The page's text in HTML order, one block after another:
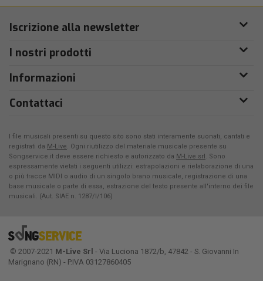
Iscrizione alla newsletter
I nostri prodotti
Informazioni
Contattaci
I file musicali presenti su questo sito sono stati interamente suonati, cantati e
registrati da M-Live. Ogni riutilizzo del materiale musicale presente su
Songservice.it deve essere richiesto e autorizzato da M-Live srl. Sono
espressamente vietati i seguenti utilizzi: estrapolazioni e rielaborazione di una
o più tracce MIDI o audio di un singolo brano musicale, registrazione di una
base musicale o parte di essa, estrazione del testo presente all'interno dei file
musicali. (Aut. SIAE n. 1287/I/106)
© 2007-2021 M-Live Srl - Via Luciona 1872/b, 47842 - S. Giovanni In
Marignano (RN) - P.IVA 03127860405